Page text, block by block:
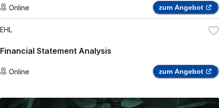
Online zum Angebot
EHL
Financial Statement Analysis
Online zum Angebot